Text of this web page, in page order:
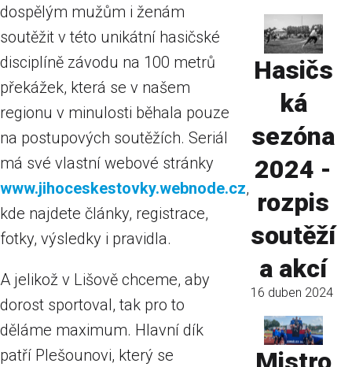
dospělým mužům i ženám
soutěžit v této unikátní hasičské
disciplíně závodu na 100 metrů
překážek, která se v našem
regionu v minulosti běhala pouze
na postupových soutěžích. Seriál
má své vlastní webové stránky
www.jihoceskestovky.webnode.cz,
kde najdete články, registrace,
fotky, výsledky i pravidla.
A jelikož v Lišově chceme, aby
dorost sportoval, tak pro to
děláme maximum. Hlavní dík
patří Plešounovi, který se
Hasičs
ká
sezóna
2024 -
rozpis
soutěží
a akcí
16 duben 2024